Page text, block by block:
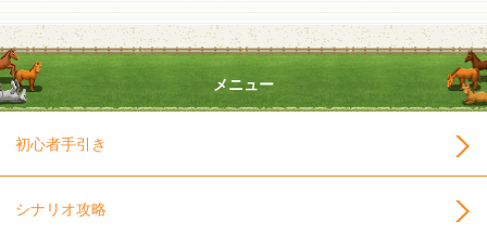
メニュー
初心者手引き
シナリオ攻略